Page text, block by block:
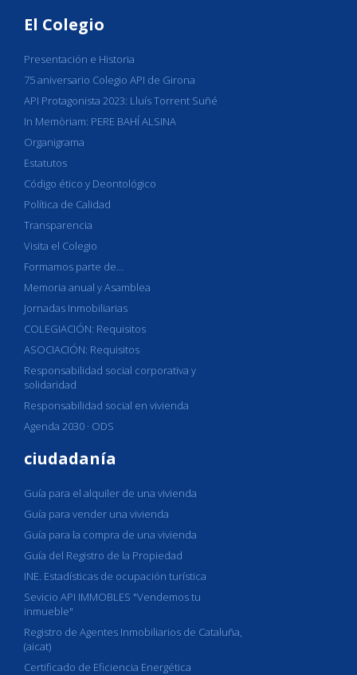
El Colegio
Presentación e Historia
75 aniversario Colegio API de Girona
API Protagonista 2023: Lluís Torrent Suñé
In Memòriam: PERE BAHÍ ALSINA
Organigrama
Estatutos
Código ético y Deontológico
Política de Calidad
Transparencia
Visita el Colegio
Formamos parte de...
Memoria anual y Asamblea
Jornadas Inmobiliarias
COLEGIACIÓN: Requisitos
ASOCIACIÓN: Requisitos
Responsabilidad social corporativa y
solidaridad
Responsabilidad social en vivienda
Agenda 2030 · ODS
ciudadanía
Guía para el alquiler de una vivienda
Guía para vender una vivienda
Guía para la compra de una vivienda
Guía del Registro de la Propiedad
INE. Estadísticas de ocupación turística
Sevicio API IMMOBLES "Vendemos tu
inmueble"
Registro de Agentes Inmobiliarios de Cataluña,
(aicat)
Certificado de Eficiencia Energética